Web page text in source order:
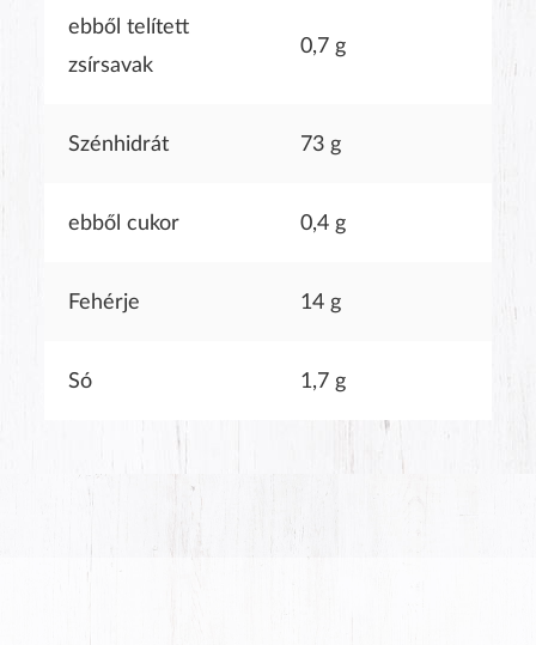
ebből telített
zsírsavak
0,7 g
Szénhidrát 73 g
ebből cukor 0,4 g
Fehérje 14 g
Só 1,7 g